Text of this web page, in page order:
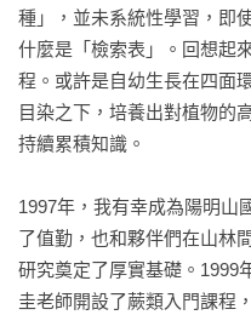
種」，並未系統性學習，即
什麼是「檢索表」。回想起
程。或許是自幼生長在四面
目染之下，培養出對植物的
持續累積知識。
1997年，我有幸成為陽明山
了值勤，也和夥伴們在山林
研究奠定了厚實基礎。1999
圭老師開設了蕨類入門課程